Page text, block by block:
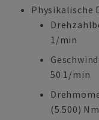
Physikalische
1/min
50 1/min
(5.500) Nm